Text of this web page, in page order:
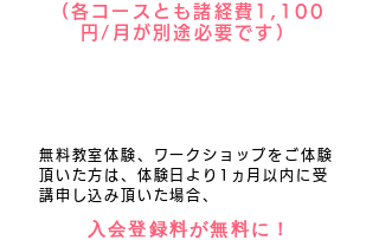
（各コースとも諸経費1,100
円/月が別途必要です）
無料教室体験、ワークショップをご体験
頂いた方は、体験日より1ヵ月以内に受
講申し込み頂いた場合、
入会登録料が無料に！